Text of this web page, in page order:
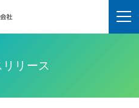
リース